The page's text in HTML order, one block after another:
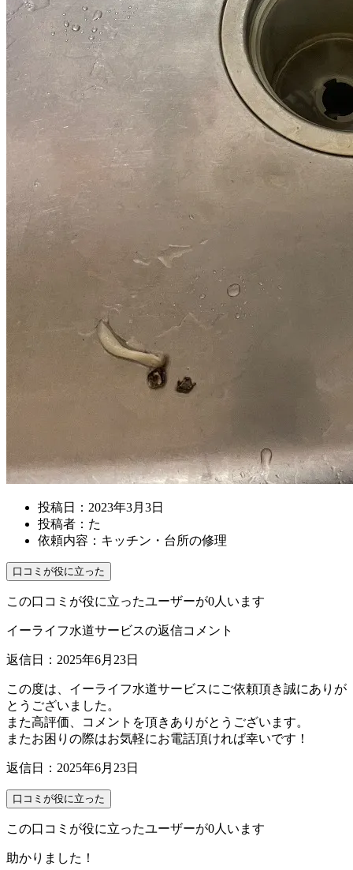
投稿日： 2023年3月3日
投稿者： た
依頼内容： キッチン・台所の修理
口コミが役に立った
この口コミが役に立ったユーザーが0人います
イーライフ水道サービスの返信コメント
返信日：2025年6月23日
この度は、イーライフ水道サービスにご依頼頂き誠にありが
とうございました。
また高評価、コメントを頂きありがとうございます。
またお困りの際はお気軽にお電話頂ければ幸いです！
返信日：2025年6月23日
口コミが役に立った
この口コミが役に立ったユーザーが0人います
助かりました！